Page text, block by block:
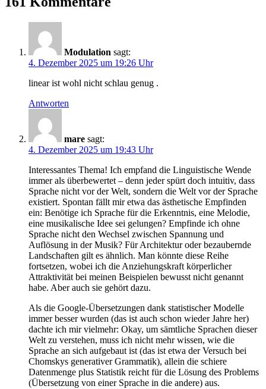
Modulation sagt:
4. Dezember 2025 um 19:26 Uhr
linear ist wohl nicht schlau genug .
Antworten
mare sagt:
4. Dezember 2025 um 19:43 Uhr
Interessantes Thema! Ich empfand die Linguistische Wende
immer als überbewertet – denn jeder spürt doch intuitiv, dass
Sprache nicht vor der Welt, sondern die Welt vor der Sprache
existiert. Spontan fällt mir etwa das ästhetische Empfinden
ein: Benötige ich Sprache für die Erkenntnis, eine Melodie,
eine musikalische Idee sei gelungen? Empfinde ich ohne
Sprache nicht den Wechsel zwischen Spannung und
Auflösung in der Musik? Für Architektur oder bezaubernde
Landschaften gilt es ähnlich. Man könnte diese Reihe
fortsetzen, wobei ich die Anziehungskraft körperlicher
Attraktivität bei meinen Beispielen bewusst nicht genannt
habe. Aber auch sie gehört dazu.
Als die Google-Übersetzungen dank statistischer Modelle
immer besser wurden (das ist auch schon wieder Jahre her)
dachte ich mir vielmehr: Okay, um sämtliche Sprachen dieser
Welt zu verstehen, muss ich nicht mehr wissen, wie die
Sprache an sich aufgebaut ist (das ist etwa der Versuch bei
Chomskys generativer Grammatik), allein die schiere
Datenmenge plus Statistik reicht für die Lösung des Problems
(Übersetzung von einer Sprache in die andere) aus.